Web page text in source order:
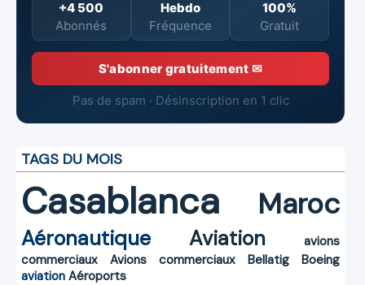
+4 500
Abonnés
Hebdo
Fréquence
100%
Gratuit
S'abonner gratuitement ✉
Pas de spam · Désinscription en 1 clic
TAGS DU MOIS
Casablanca Maroc
Aéronautique Aviation
avions
commerciaux
Avions commerciaux Bellatig
Boeing
aviation Aéroports